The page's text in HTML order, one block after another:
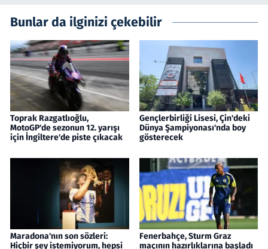
Bunlar da ilginizi çekebilir
Toprak Razgatlıoğlu,
MotoGP'de sezonun 12. yarışı
için İngiltere'de piste çıkacak
Gençlerbirliği Lisesi, Çin'deki
Dünya Şampiyonası'nda boy
gösterecek
Maradona'nın son sözleri:
Hiçbir şey istemiyorum, hepsi
Fenerbahçe, Sturm Graz
maçının hazırlıklarına başladı